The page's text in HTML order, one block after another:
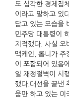
도 심각한 경제침
이라고 말하고 있
닫고 있는 모습을
민주당 대통령이
지적했다. 사실 오
맥케인, 롬니가 주
이 포함되어 있음
일 재정절벽이 시
했다.대선을 끝낸
움만 하고 있는 미